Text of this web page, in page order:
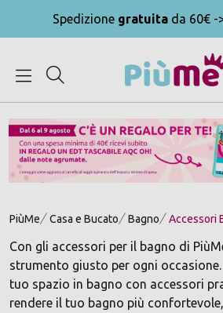
Spedizione gratuita da 60€ -
PiùMe Casa e Bucato Bagno Accessori
Con gli accessori per il bagno di
strumento giusto per ogni
tuo spazio in bagno con accessori
rendere il tuo bagno più